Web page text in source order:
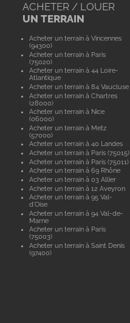
ACHETER / LOUER
UN TERRAIN
Acheter un terrain à Vincennes
(94300)
Acheter un terrain à Paris
(75020)
Acheter un terrain à 44 Loire-
Atlantique
Acheter un terrain à 84 Vaucluse
Acheter un terrain à Chartres
(28000)
Acheter un terrain à Nice
(06000)
Acheter un terrain à Metz
(57000)
Acheter un terrain à 40 Landes
Acheter un terrain à Paris (75015)
Acheter un terrain à Paris (75011)
Acheter un terrain à 69 Rhône
Acheter un terrain à 03 Allier
Acheter un terrain à 12 Aveyron
Acheter un terrain à 95 Val-
d'Oise
Acheter un terrain à 94 Val-de-
Marne
Acheter un terrain à Paris
(75003)
Acheter un terrain à Saint Denis
(97400)